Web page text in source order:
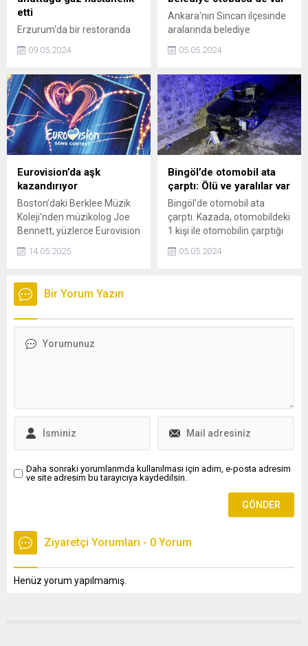
etti
Erzurum'da bir restoranda
açık unutup çakmak çakınca
yaralandı.
09.05.2024
Ankara'nın Sincan ilçesinde
aralarında belediye
araç trafik kazası yaptı.
olmadı.
05.05.2024
Eurovision’da aşk
kazandırıyor
Boston’daki Berklee Müzik
Koleji’nden müzikolog Joe
Bennett, yüzlerce Eurovision
yarışmada baskın olan iki
14.05.2025
Bingöl’de otomobil ata
çarptı: Ölü ve yaralılar var
Bingöl'de otomobil ata
çarptı. Kazada, otomobildeki
1 kişi ile otomobilin çarptığı
05.05.2024
Bir Yorum Yazın
Daha sonraki yorumlarımda kullanılması için adım, e-posta adresim
ve site adresim bu tarayıcıya kaydedilsin.
Ziyaretçi Yorumları - 0 Yorum
Henüz yorum yapılmamış.